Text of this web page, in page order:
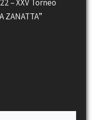
– XXV Torneo
ZANATTA”